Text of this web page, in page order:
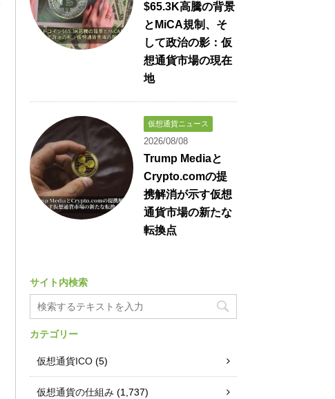
$65.3K高騰の背景
とMiCA規制、そ
して政治の影：仮
想通貨市場の現在
地
仮想通貨ニュース
2026/08/08
Trump Mediaと
Crypto.comの提
携解消が示す仮想
通貨市場の新たな
転換点
サイト内検索
カテゴリー
仮想通貨ICO (5)
仮想通貨の仕組み (1,737)